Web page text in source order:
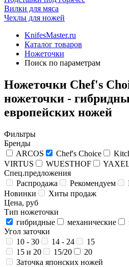
Вилки для мяса
Чехлы для ножей
KnifesMaster.ru
Каталог товаров
Ножеточки
Поиск по параметрам
Ножеточки Chef's
ножеточки -
европейских ножей
Фильтры
Бренды
ARCOS
Chef's Choice
VIRTUS
WUESTHOF
Спец.предложения
Распродажа
Рекомендуем
Новинки
Хиты продаж
Цена, руб
Тип ножеточки
гибридные
механические
Угол заточки
10 - 30
14 - 24
15
15 и 20
15/20
20
Заточка японских ножей